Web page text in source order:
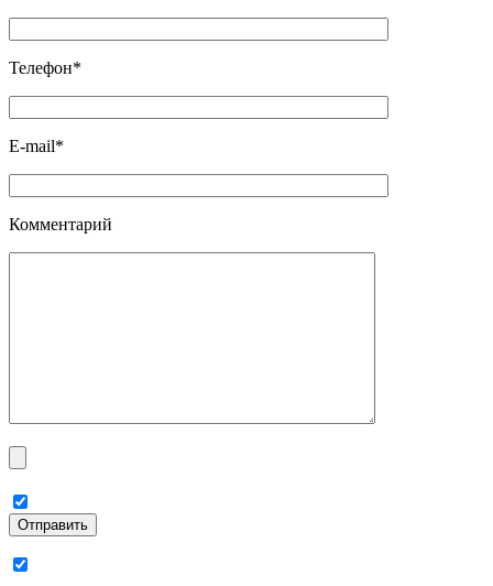
Телефон*
E-mail*
Комментарий
Отправить